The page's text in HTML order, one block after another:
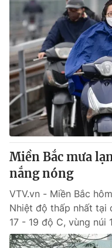
Miền Bắc mưa
nắng nóng
VTV.vn - Miền Bắc
Nhiệt độ thấp nhất tại
17 - 19 độ C, vùng núi